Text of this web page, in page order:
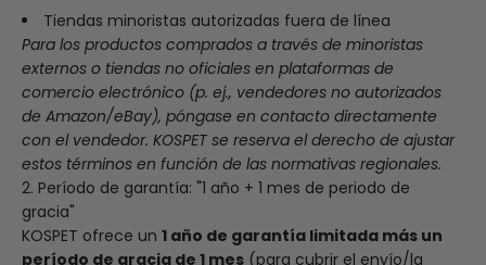
Tiendas minoristas autorizadas fuera de línea
Para los productos comprados a través de minoristas
externos o tiendas no oficiales en plataformas de
comercio electrónico (p. ej., vendedores no autorizados
de Amazon/eBay), póngase en contacto directamente
con el vendedor. KOSPET se reserva el derecho de ajustar
estos términos en función de las normativas regionales.
2. Período de garantía: "1 año + 1 mes de periodo de
gracia"
KOSPET ofrece un 1 año de garantía limitada más un
período de gracia de 1 mes (para cubrir el envío/la